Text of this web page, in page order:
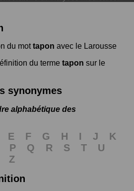
du mottapon avec le Larousse
du terme tapon sur le
synonymes
alphabétique des
E F G H I J
K
P Q R S T
U
Z